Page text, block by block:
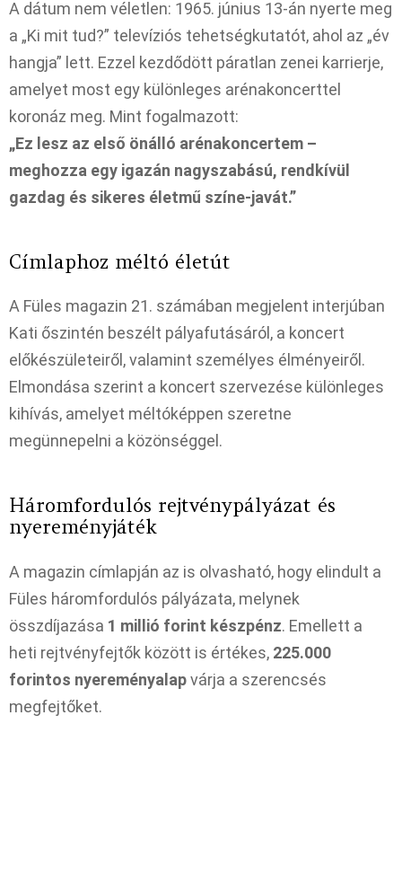
A dátum nem véletlen: 1965. június 13-án nyerte meg
a „Ki mit tud?” televíziós tehetségkutatót, ahol az „év
hangja” lett. Ezzel kezdődött páratlan zenei karrierje,
amelyet most egy különleges arénakoncerttel
koronáz meg. Mint fogalmazott:
„Ez lesz az első önálló arénakoncertem –
meghozza egy igazán nagyszabású, rendkívül
gazdag és sikeres életmű színe-javát.”
Címlaphoz méltó életút
A Füles magazin 21. számában megjelent interjúban
Kati őszintén beszélt pályafutásáról, a koncert
előkészületeiről, valamint személyes élményeiről.
Elmondása szerint a koncert szervezése különleges
kihívás, amelyet méltóképpen szeretne
megünnepelni a közönséggel.
Háromfordulós rejtvénypályázat és
nyereményjáték
A magazin címlapján az is olvasható, hogy elindult a
Füles háromfordulós pályázata, melynek
összdíjazása 1 millió forint készpénz. Emellett a
heti rejtvényfejtők között is értékes, 225.000
forintos nyereményalapvárja a szerencsés
megfejtőket.